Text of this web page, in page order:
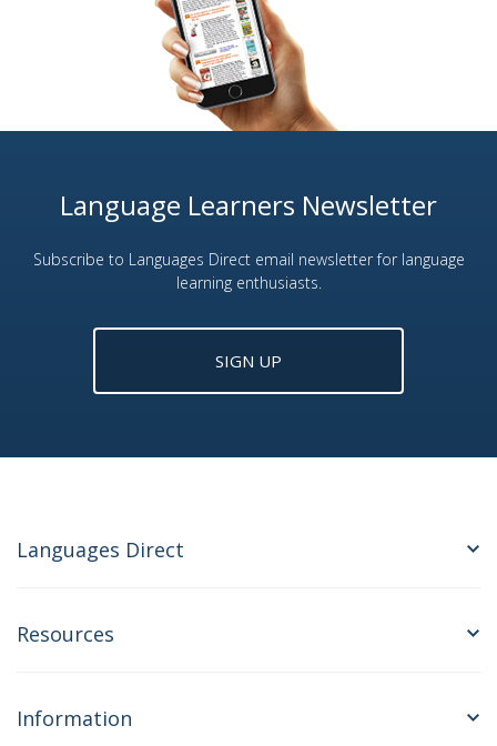
Language Learners Newsletter
Subscribe to Languages Direct email newsletter for language
learning enthusiasts.
SIGN UP
Languages Direct
Resources
Information